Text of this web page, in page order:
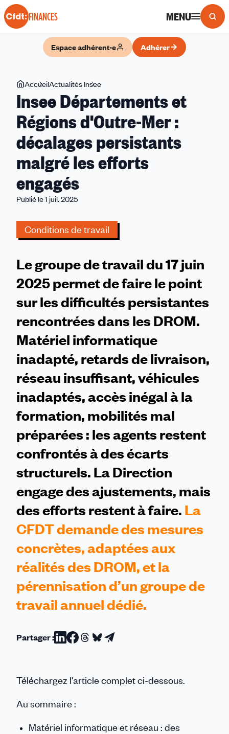
Panneau de gestion des cookies
FINANCES MENU
Espace adhérent·e Adhérer
Vous
êtes
ici
AccueilActualités Insee
Départements
et
Régions
d'Outre-
Mer :
décalages
engagés
Insee Départements et
Régions d'Outre-Mer :
décalages persistants
malgré les efforts
engagés
Publié le 1 juil. 2025
Conditions de travail
Le groupe de travail du 17 juin
2025 permet de faire le point
sur les difficultés persistantes
rencontrées dans les DROM.
Matériel informatique
inadapté, retards de livraison,
réseau insuffisant, véhicules
inadaptés, accès inégal à la
formation, mobilités mal
préparées : les agents restent
confrontés à des écarts
structurels. La Direction
engage des ajustements, mais
des efforts restent à faire.La
CFDT demande des mesures
concrètes, adaptées aux
réalités des DROM, et la
pérennisation d’un groupe de
travail annuel dédié.
Partager :Partager
Linkedin
Partager
Facebook
Partager
Threads
Partager
Bluesky
Partager
email
Téléchargez l'article complet ci-dessous.
Au sommaire :
Matériel informatique et réseau : des